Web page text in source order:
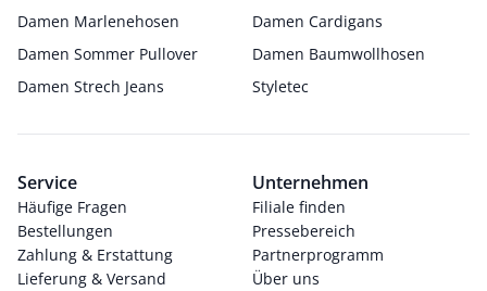
Damen Marlenehosen
Damen Cardigans
Damen Sommer Pullover
Damen Baumwollhosen
Damen Strech Jeans
Styletec
Service
Häufige Fragen
Bestellungen
Zahlung & Erstattung
Lieferung & Versand
Unternehmen
Filiale finden
Pressebereich
Partnerprogramm
Über uns